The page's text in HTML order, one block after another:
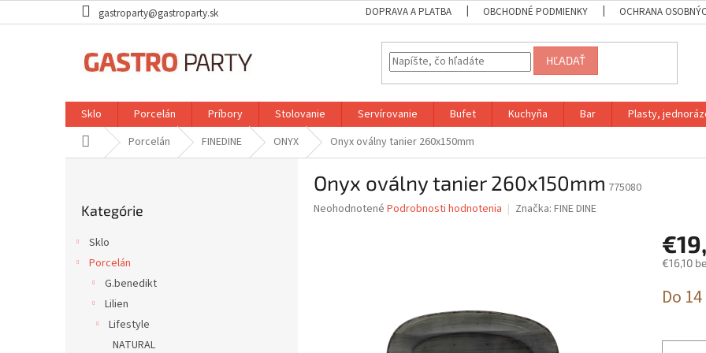
na
gastroparty@gastroparty.sk DOPRAVA A PLATBA OBCHODNÉ PODMIENKY OCHRANA
HĽADAŤ
Sklo Porcelán Príbory Stolovanie Servírovanie Bufet Kuchyňa Bar Plasty,
DomovPorcelán FINEDINE ONYX Onyx oválny tanier 260x150mm
kategórie
Kategórie
Sklo
Porcelán
G.benedikt
Lilien
Lifestyle
NATURAL
Onyx oválny tanier 260x150mm 775080
Priemerné
Neohodnotené Podrobnosti hodnotenia Značka: FINE DINE
€16,10
cena:
Do